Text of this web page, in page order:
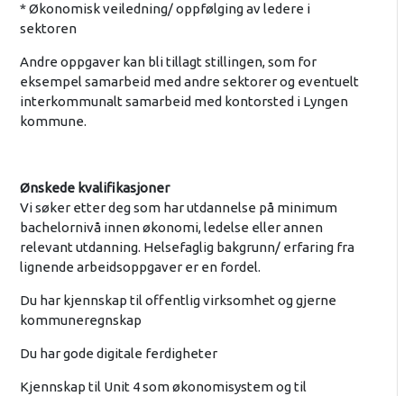
* Økonomisk veiledning/ oppfølging av ledere i
sektoren
Andre oppgaver kan bli tillagt stillingen, som for
eksempel samarbeid med andre sektorer og eventuelt
interkommunalt samarbeid med kontorsted i Lyngen
kommune.
Ønskede kvalifikasjoner
Vi søker etter deg som har utdannelse på minimum
bachelornivå innen økonomi, ledelse eller annen
relevant utdanning. Helsefaglig bakgrunn/ erfaring fra
lignende arbeidsoppgaver er en fordel.
Du har kjennskap til offentlig virksomhet og gjerne
kommuneregnskap
Du har gode digitale ferdigheter
Kjennskap til Unit 4 som økonomisystem og til